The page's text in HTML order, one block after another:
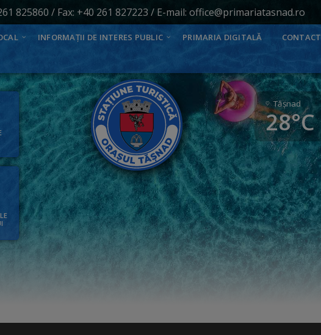
825860 / Fax: +40 261 827223 / E-mail: office@primariatasnad.ro
INFORMAȚII DE INTERES PUBLIC PRIMARIA DIGITALĂ CONTACT
Tăşnad
28°C